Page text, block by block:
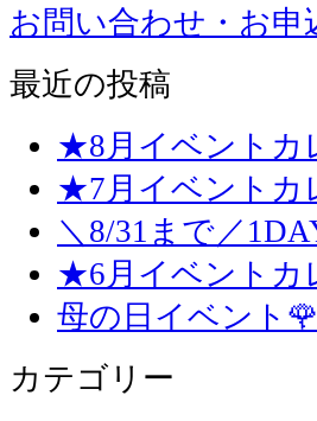
お問い合わせ・お
最近の投稿
★8月イベントカ
★7月イベントカ
＼8/31まで／
★6月イベントカ
母の日イベント
カテゴリー